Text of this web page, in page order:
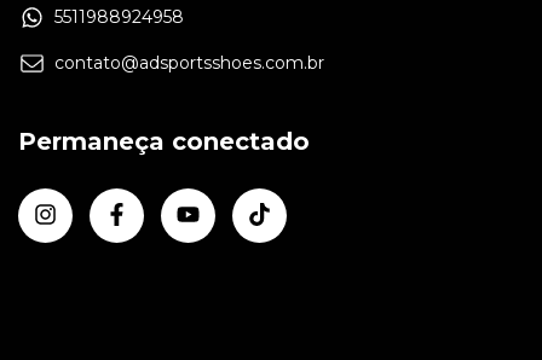
5511988924958
contato@adsportsshoes.com.br
Permaneça conectado